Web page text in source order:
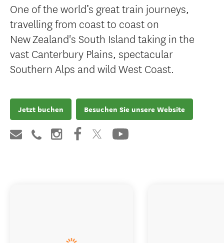
One of the world’s great train journeys,
travelling from coast to coast on
New Zealand's South Island taking in the
vast Canterbury Plains, spectacular
Southern Alps and wild West Coast.
Jetzt buchen Besuchen Sie unsere Website